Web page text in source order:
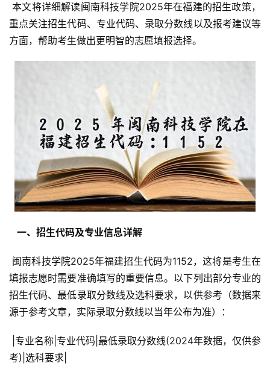
本文将详细解读闽南科技学院2025年在福建的招生政策，
重点关注招生代码、专业代码、录取分数线以及报考建议等
方面，帮助考生做出更明智的志愿填报选择。
  一、招生代码及专业信息详解
填报志愿时需要准确填写的重要信息。以下列出部分专业的
招生代码、最低录取分数线及选科要求，以供参考（数据来
源于参考文章，实际录取分数线以当年公布为准）：
考)|选科要求|